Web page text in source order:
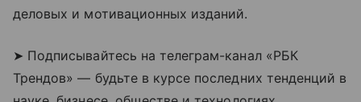
деловых и мотивационных изданий.
➤ Подписывайтесь на телеграм-канал «РБК
Трендов» — будьте в курсе последних тенденций в